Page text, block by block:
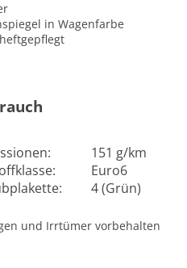
in Wagenfarbe
151 g/km
Euro6
4 (Grün)
und Irrtümer vorbehalten